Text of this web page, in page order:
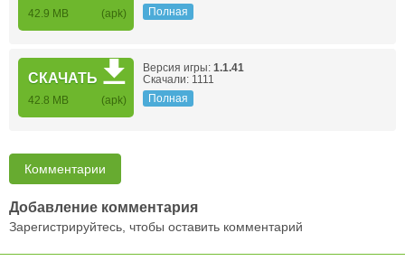
42.9 MB (apk)
Полная
СКАЧАТЬ
42.8 MB (apk)
Версия игры: 1.1.41
Скачали: 1111
Полная
Комментарии
Добавление комментария
Зарегистрируйтесь, чтобы оставить комментарий